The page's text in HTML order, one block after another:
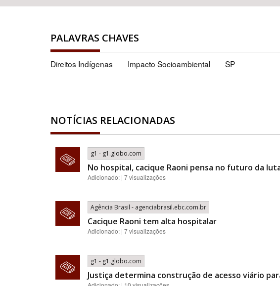
PALAVRAS CHAVES
Direitos Indígenas Impacto Socioambiental SP
NOTÍCIAS RELACIONADAS
g1 - g1.globo.com
No hospital, cacique Raoni pensa no futuro da
Adicionado: | 7 visualizações
Agência Brasil - agenciabrasil.ebc.com.br
Cacique Raoni tem alta hospitalar
Adicionado: | 7 visualizações
g1 - g1.globo.com
Justiça determina construção de acesso viário